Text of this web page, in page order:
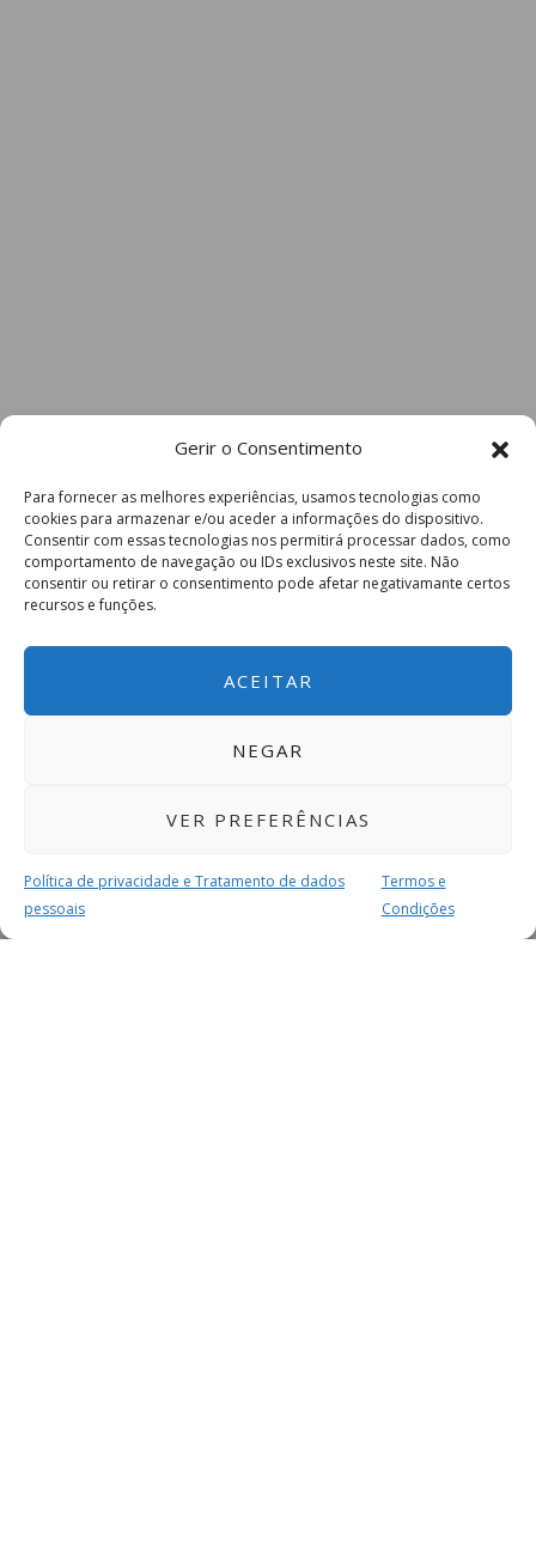
Gerir o Consentimento
Para fornecer as melhores experiências, usamos tecnologias como
cookies para armazenar e/ou aceder a informações do dispositivo.
Consentir com essas tecnologias nos permitirá processar dados, como
comportamento de navegação ou IDs exclusivos neste site. Não
consentir ou retirar o consentimento pode afetar negativamante certos
recursos e funções.
ACEITAR
NEGAR
VER PREFERÊNCIAS
Política de privacidade e Tratamento de dados
pessoais
Termos e
Condições